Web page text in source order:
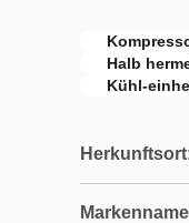
Halb
Kühl-